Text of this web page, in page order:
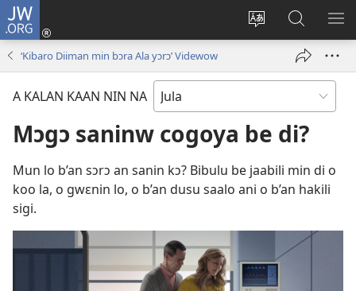
JW.ORG
Kaan
Kɔnti
yɛlɛ
nouvelle
A
ɲini
JW.ORG
kan
‘Kibaro Diiman min bɔra Ala yɔrɔ’ Videwow
A KALAN KAAN NIN NA
Mɔgɔ saninw cogoya be di?
Mun lo b’an sɔrɔ an sanin kɔ? Bibulu be jaabili min di o
koo la, o gwɛnin lo, o b’an dusu saalo ani o b’an hakili
sigi.